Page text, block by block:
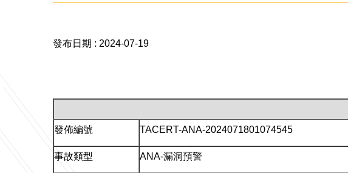
發布日期 : 2024-07-19
發佈編號 TACERT-ANA-2024071801074545
事故類型 ANA-漏洞預警